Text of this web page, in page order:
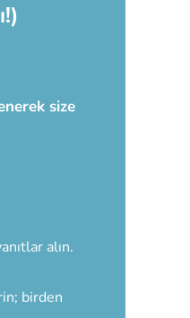
size
alın.
birden